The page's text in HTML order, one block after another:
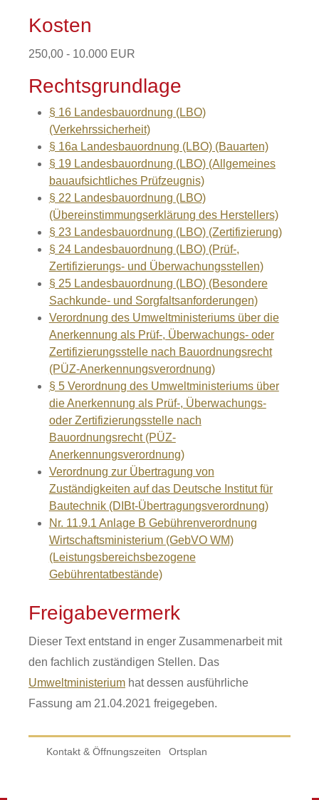
Kosten
250,00 - 10.000 EUR
Rechtsgrundlage
§ 16 Landesbauordnung (LBO)
(Verkehrssicherheit)
§ 16a Landesbauordnung (LBO) (Bauarten)
§ 19 Landesbauordnung (LBO) (Allgemeines
bauaufsichtliches Prüfzeugnis)
§ 22 Landesbauordnung (LBO)
(Übereinstimmungserklärung des Herstellers)
§ 23 Landesbauordnung (LBO) (Zertifizierung)
§ 24 Landesbauordnung (LBO) (Prüf-,
Zertifizierungs- und Überwachungsstellen)
§ 25 Landesbauordnung (LBO) (Besondere
Sachkunde- und Sorgfaltsanforderungen)
Verordnung des Umweltministeriums über die
Anerkennung als Prüf-, Überwachungs- oder
Zertifizierungsstelle nach Bauordnungsrecht
(PÜZ-Anerkennungsverordnung)
§ 5 Verordnung des Umweltministeriums über
die Anerkennung als Prüf-, Überwachungs-
oder Zertifizierungsstelle nach
Bauordnungsrecht (PÜZ-
Anerkennungsverordnung)
Verordnung zur Übertragung von
Zuständigkeiten auf das Deutsche Institut für
Bautechnik (DIBt-Übertragungsverordnung)
Nr. 11.9.1 Anlage B Gebührenverordnung
Wirtschaftsministerium (GebVO WM)
(Leistungsbereichsbezogene
Gebührentatbestände)
Freigabevermerk
Dieser Text entstand in enger Zusammenarbeit mit
den fachlich zuständigen Stellen. Das
Umweltministerium hat dessen ausführliche
Fassung am 21.04.2021 freigegeben.
Kontakt & Öffnungszeiten Ortsplan